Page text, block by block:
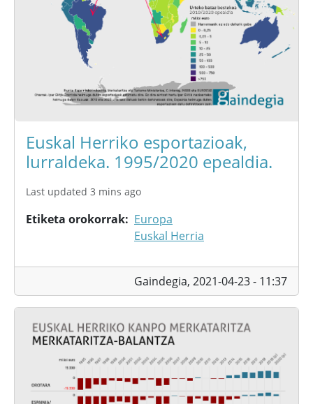
Euskal Herriko esportazioak,
lurraldeka. 1995/2020 epealdia.
Last updated 3 mins ago
Etiketa orokorrak
Europa
Euskal Herria
Gaindegia, 2021-04-23 - 11:37